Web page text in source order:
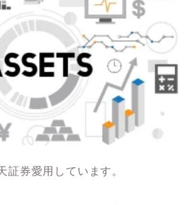
証券愛用しています。